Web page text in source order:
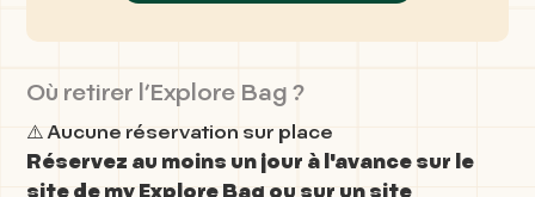
Où retirer l’Explore Bag ?
⚠️ Aucune réservation sur place
Réservez au moins un jour à l'avance sur le